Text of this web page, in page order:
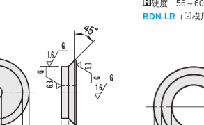
硬度 56～
BDN-LR （凹